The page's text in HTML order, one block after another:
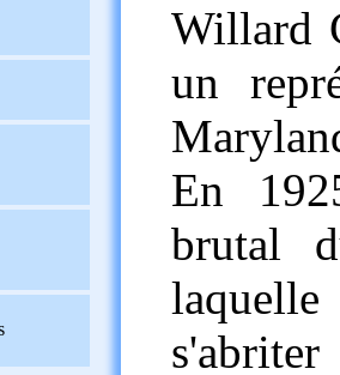
Willard
un
En
brutal